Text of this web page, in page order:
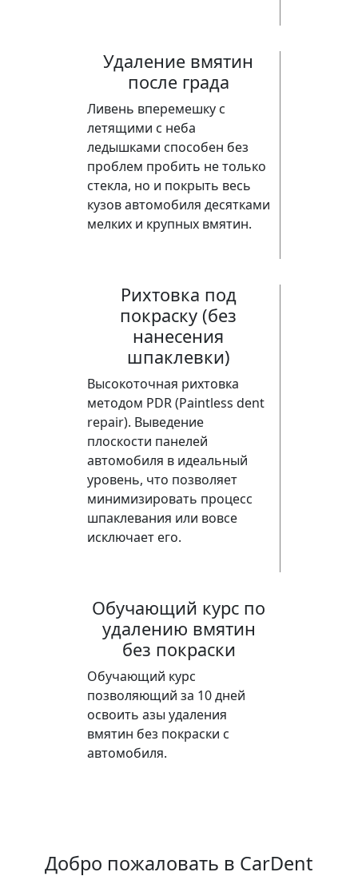
Удаление вмятин
после града
Ливень вперемешку с
летящими с неба
ледышками способен без
проблем пробить не только
стекла, но и покрыть весь
кузов автомобиля десятками
мелких и крупных вмятин.
Рихтовка под
покраску (без
нанесения
шпаклевки)
Высокоточная рихтовка
методом PDR (Paintless dent
repair). Выведение
плоскости панелей
автомобиля в идеальный
уровень, что позволяет
минимизировать процесс
шпаклевания или вовсе
исключает его.
Обучающий курс по
удалению вмятин
без покраски
Обучающий курс
позволяющий за 10 дней
освоить азы удаления
вмятин без покраски с
автомобиля.
Добро пожаловать в CarDent